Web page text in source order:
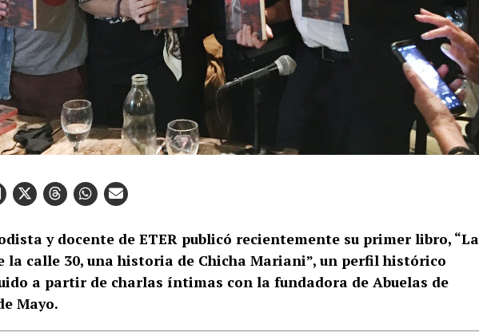
y docente de ETER publicó recientemente su primer libro, “La
la calle 30, una historia de Chicha Mariani”, un perfil histórico
a partir de charlas íntimas con la fundadora de Abuelas de
Mayo.